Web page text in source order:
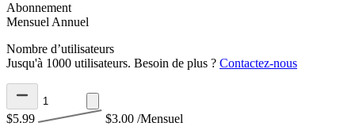
Abonnement
Mensuel Annuel
Nombre d’utilisateurs
Jusqu'à 1000 utilisateurs. Besoin de plus ? Contactez-nous
$5.99 $3.00 /Mensuel